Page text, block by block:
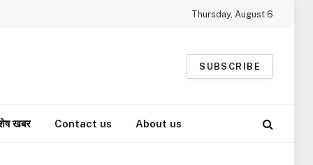
Thursday, August 6
SUBSCRIBE
खबर Contact us About us